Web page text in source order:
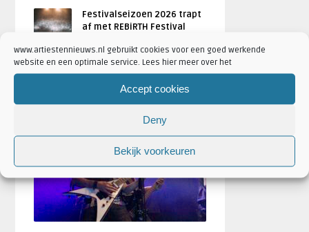
www.artiestennieuws.nl gebruikt cookies voor een goed werkende
website en een optimale service. Lees hier meer over het
Accept cookies
Deny
Bekijk voorkeuren
Festivalseizoen 2026 trapt
af met REBiRTH Festival
FOTOREPORTAGES